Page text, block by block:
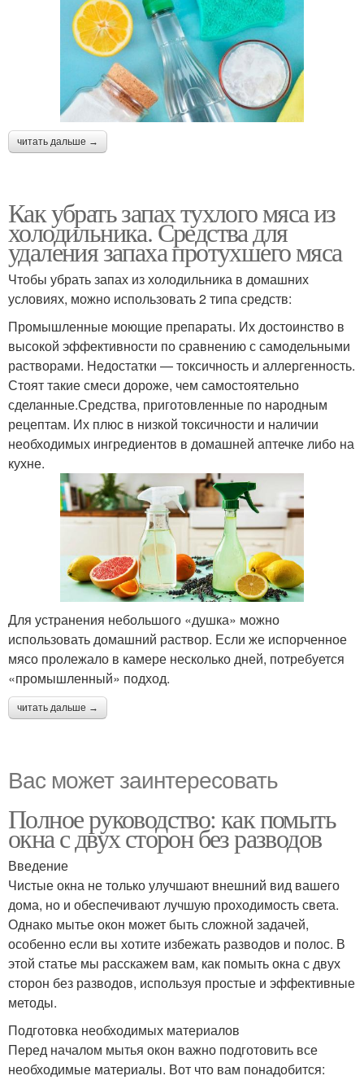
читать дальше →
Как убрать запах тухлого мяса из
холодильника. Средства для
удаления запаха протухшего мяса
Чтобы убрать запах из холодильника в домашних
условиях, можно использовать 2 типа средств:
Промышленные моющие препараты. Их достоинство в
высокой эффективности по сравнению с самодельными
растворами. Недостатки — токсичность и аллергенность.
Стоят такие смеси дороже, чем самостоятельно
сделанные.Средства, приготовленные по народным
рецептам. Их плюс в низкой токсичности и наличии
необходимых ингредиентов в домашней аптечке либо на
кухне.
Для устранения небольшого «душка» можно
использовать домашний раствор. Если же испорченное
мясо пролежало в камере несколько дней, потребуется
«промышленный» подход.
читать дальше →
Вас может заинтересовать
Полное руководство: как помыть
окна с двух сторон без разводов
Введение
Чистые окна не только улучшают внешний вид вашего
дома, но и обеспечивают лучшую проходимость света.
Однако мытье окон может быть сложной задачей,
особенно если вы хотите избежать разводов и полос. В
этой статье мы расскажем вам, как помыть окна с двух
сторон без разводов, используя простые и эффективные
методы.
Подготовка необходимых материалов
Перед началом мытья окон важно подготовить все
необходимые материалы. Вот что вам понадобится: